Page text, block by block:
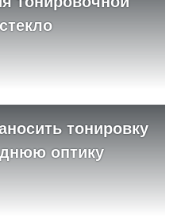
тонировку
оптику